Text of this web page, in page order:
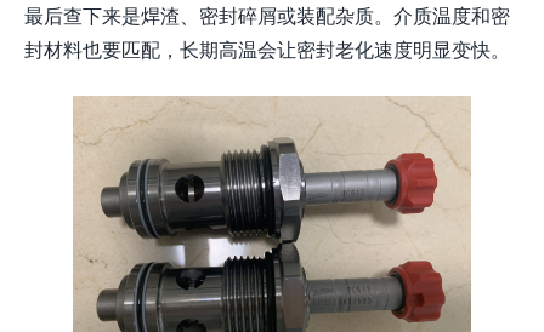
最后查下来是焊渣、密封碎屑或装配杂质。介质温度和密
封材料也要匹配，长期高温会让密封老化速度明显变快。